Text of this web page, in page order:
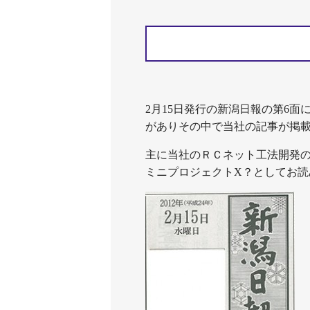
2月15日発行の新潟日報の第6
がありその中で当社の記事が掲
主に当社のＲＣネット工法開発
ミニプロジェクトX？としてお